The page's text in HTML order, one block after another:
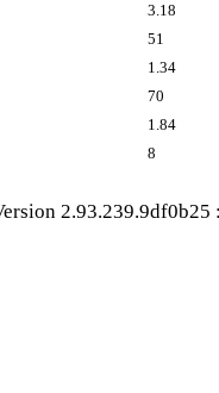
3.18
51
1.34
70
1.84
8
2.93.239.9df0b25